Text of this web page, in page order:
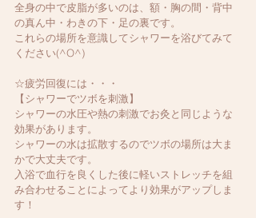
全身の中で皮脂が多いのは、額・胸の間・背中
の真ん中・わきの下・足の裏です。
これらの場所を意識してシャワーを浴びてみて
ください(^O^)
☆疲労回復には・・・
【シャワーでツボを刺激】
シャワーの水圧や熱の刺激でお灸と同じような
効果があります。
シャワーの水は拡散するのでツボの場所は大ま
かで大丈夫です。
入浴で血行を良くした後に軽いストレッチを組
み合わせることによってより効果がアップしま
す！